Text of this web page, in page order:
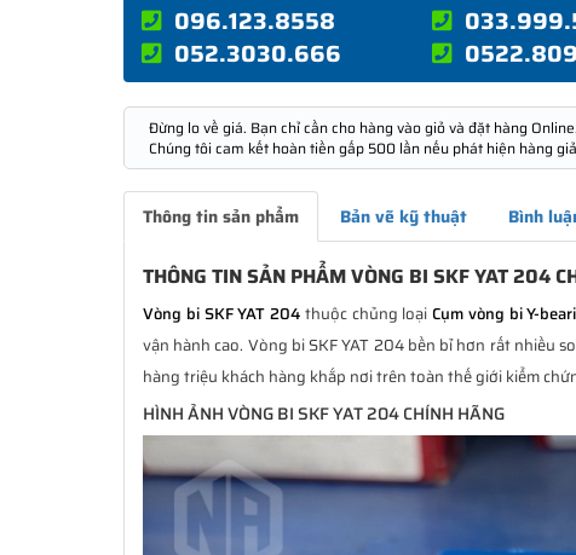
096.123.8558
052.3030.666
Đừng lo về giá. Bạn chỉ cần cho hàng vào giỏ và đặt hàng
Chúng tôi cam kết hoàn tiền gấp 500 lần nếu phát hiện hàng
Thông tin sản phẩm Bản vẽ kỹ thuật Bình
THÔNG TIN SẢN PHẨM VÒNG BI SKF YAT 204
Vòng bi SKF YAT 204thuộc chủng loạiCụm vòng bi Y-
vận hành cao. Vòng bi SKF YAT 204 bền bỉ hơn rất nhiều
hàng triệu khách hàng khắp nơi trên toàn thế giới kiểm
HÌNH ẢNH VÒNG BI SKF YAT 204 CHÍNH HÃNG